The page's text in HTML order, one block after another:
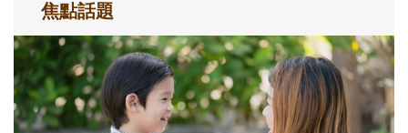
焦點話題
和孩子一起長大的那個男人│讀懂父親的
不同模樣